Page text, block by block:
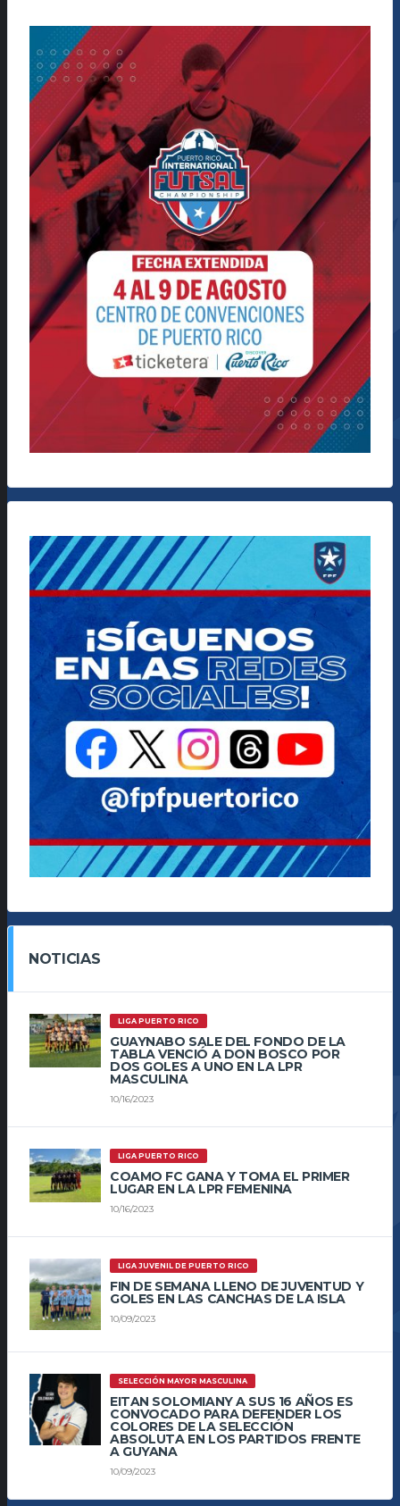
NOTICIAS
LIGA PUERTO RICO
GUAYNABO SALE DEL FONDO DE LA
TABLA VENCIÓ A DON BOSCO POR
DOS GOLES A UNO EN LA LPR
MASCULINA
10/16/2023
LIGA PUERTO RICO
COAMO FC GANA Y TOMA EL PRIMER
LUGAR EN LA LPR FEMENINA
10/16/2023
LIGA JUVENIL DE PUERTO RICO
FIN DE SEMANA LLENO DE JUVENTUD Y
GOLES EN LAS CANCHAS DE LA ISLA
10/09/2023
SELECCIÓN MAYOR MASCULINA
EITAN SOLOMIANY A SUS 16 AÑOS ES
CONVOCADO PARA DEFENDER LOS
COLORES DE LA SELECCIÓN
ABSOLUTA EN LOS PARTIDOS FRENTE
A GUYANA
10/09/2023